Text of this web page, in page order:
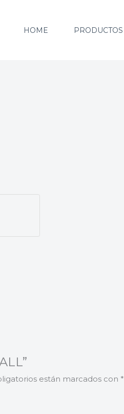
HOME PRODUCTOS
están marcados con *